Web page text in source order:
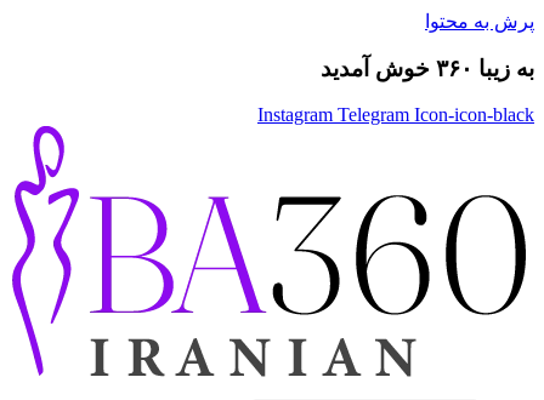
پرش به محتوا
به زیبا ۳۶۰ خوش آمدید
Instagram Telegram Icon-icon-black